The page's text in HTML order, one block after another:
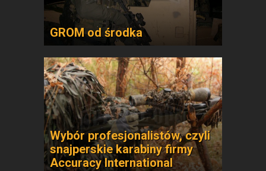
GROM od środka
Wybór profesjonalistów, czyli
snajperskie karabiny firmy
Accuracy International